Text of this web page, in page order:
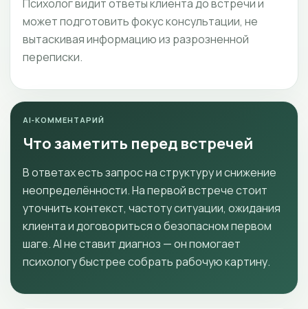
Психолог видит ответы клиента до встречи и
может подготовить фокус консультации, не
вытаскивая информацию из разрозненной
переписки.
AI‑КОММЕНТАРИЙ
Что заметить перед встречей
В ответах есть запрос на структуру и снижение
неопределённости. На первой встрече стоит
уточнить контекст, частоту ситуации, ожидания
клиента и договориться о безопасном первом
шаге. AI не ставит диагноз — он помогает
психологу быстрее собрать рабочую картину.